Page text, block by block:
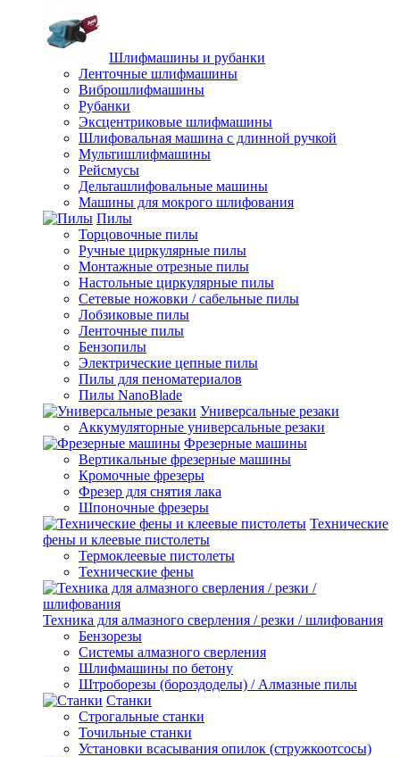
Шлифмашины и рубанки
Ленточные шлифмашины
Виброшлифмашины
Рубанки
Эксцентриковые шлифмашины
Шлифовальная машина с длинной ручкой
Мультишлифмашины
Рейсмусы
Дельташлифовальные машины
Машины для мокрого шлифования
Пилы
Торцовочные пилы
Ручные циркулярные пилы
Монтажные отрезные пилы
Настольные циркулярные пилы
Сетевые ножовки / сабельные пилы
Лобзиковые пилы
Ленточные пилы
Бензопилы
Электрические цепные пилы
Пилы для пеноматериалов
Пилы NanoBlade
Универсальные резаки
Аккумуляторные универсальные резаки
Фрезерные машины
Вертикальные фрезерные машины
Кромочные фрезеры
Фрезер для снятия лака
Шпоночные фрезеры
Технические
фены и клеевые пистолеты
Термоклеевые пистолеты
Технические фены
Техника для алмазного сверления / резки / шлифования
Бензорезы
Системы алмазного сверления
Шлифмашины по бетону
Штроборезы (бороздоделы) / Алмазные пилы
Станки
Строгальные станки
Точильные станки
Установки всасывания опилок (стружкоотсосы)